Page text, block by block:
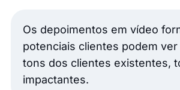
Os depoimentos em vídeo
potenciais clientes podem
tons dos clientes existentes,
impactantes.